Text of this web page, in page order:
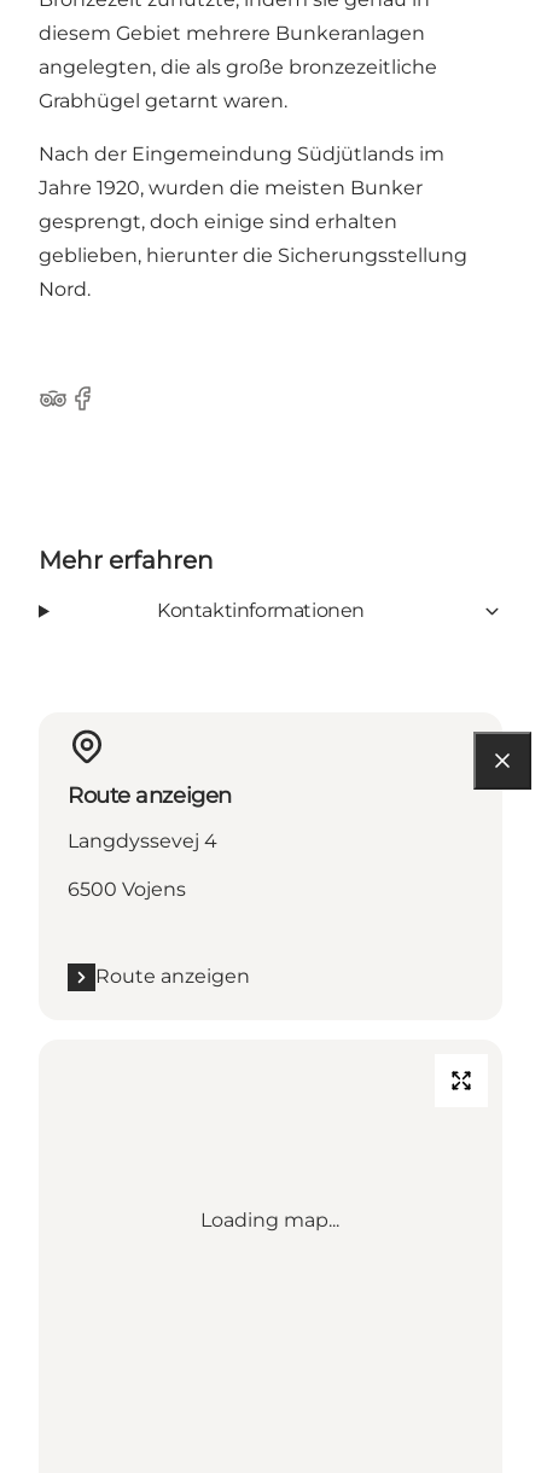
diesem Gebiet mehrere Bunkeranlagen
angelegten, die als große bronzezeitliche
Grabhügel getarnt waren.
Nach der Eingemeindung Südjütlands im
Jahre 1920, wurden die meisten Bunker
gesprengt, doch einige sind erhalten
geblieben, hierunter die Sicherungsstellung
Nord.
Tripadvisor
Facebook
Mehr erfahren
Kontaktinformationen
Route anzeigen
Langdyssevej 4
6500 Vojens
Route anzeigen
Loading map...